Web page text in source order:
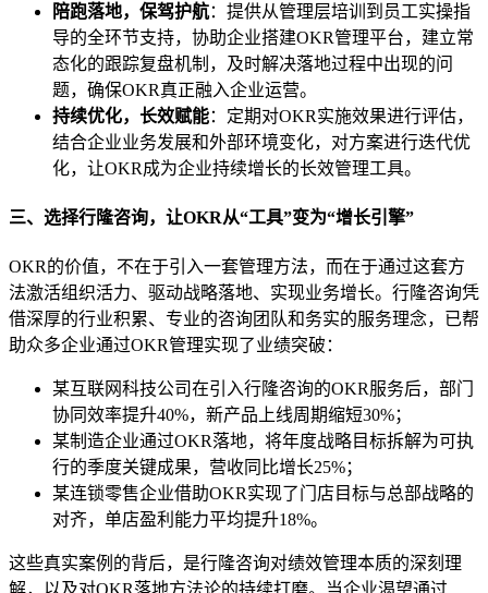
陪跑落地，保驾护航：提供从管理层培训到员工实操指
导的全环节支持，协助企业搭建OKR管理平台，建立常
态化的跟踪复盘机制，及时解决落地过程中出现的问
题，确保OKR真正融入企业运营。
持续优化，长效赋能：定期对OKR实施效果进行评估，
结合企业业务发展和外部环境变化，对方案进行迭代优
化，让OKR成为企业持续增长的长效管理工具。
三、选择行隆咨询，让OKR从“工具”变为“增长引擎”
OKR的价值，不在于引入一套管理方法，而在于通过这套方
法激活组织活力、驱动战略落地、实现业务增长。行隆咨询凭
借深厚的行业积累、专业的咨询团队和务实的服务理念，已帮
助众多企业通过OKR管理实现了业绩突破：
某互联网科技公司在引入行隆咨询的OKR服务后，部门
协同效率提升40%，新产品上线周期缩短30%；
某制造企业通过OKR落地，将年度战略目标拆解为可执
行的季度关键成果，营收同比增长25%；
某连锁零售企业借助OKR实现了门店目标与总部战略的
对齐，单店盈利能力平均提升18%。
这些真实案例的背后，是行隆咨询对绩效管理本质的深刻理